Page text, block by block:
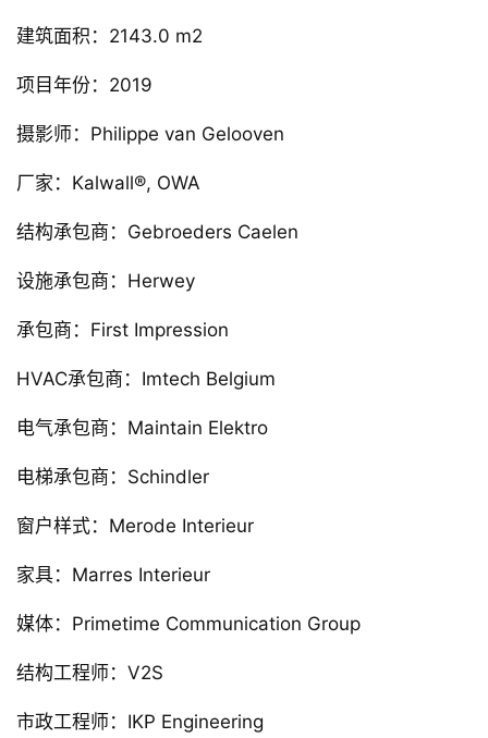
建筑面积：2143.0 m2
项目年份：2019
摄影师：Philippe van Gelooven
厂家：Kalwall®, OWA
结构承包商：Gebroeders Caelen
设施承包商：Herwey
承包商：First Impression
HVAC承包商：Imtech Belgium
电气承包商：Maintain Elektro
电梯承包商：Schindler
窗户样式：Merode Interieur
家具：Marres Interieur
媒体：Primetime Communication Group
结构工程师：V2S
市政工程师：IKP Engineering